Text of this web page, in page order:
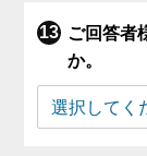
ご回答者
か。